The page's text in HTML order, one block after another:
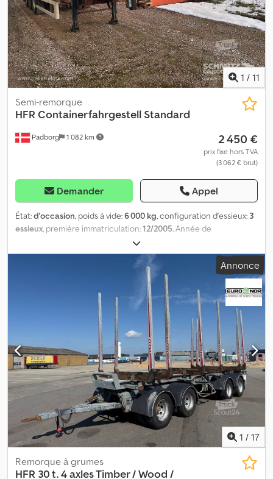
1 / 11
Padborg 1 082 km
Semi-remorque
HFR Containerfahrgestell Standard
2 450 €
prix fixe hors TVA
(3 062 € brut)
Demander Appel
État:d'occasion, poids à vide:6 000 kg, configuration d'essieux: 3
essieux, première immatriculation:12/2005, Année de
, Poids à vide : 6000 kg. Retrouvez l'ensemble
de notre gamme de véhicules sur notre site internet. Vous
souhaitez un financement ? Grâce à nos services à valeur
ajoutée, nous vous proposons des solutions de financement
personnalisées, des prestations full service et de la télématique.
Nous sommes à votre disposition pour tout conseil. Dsdsyb Uiujpfx
Annonce
1 / 17
Remorque à grumes
HFR 30 t. 4 axles Timber / Wood /